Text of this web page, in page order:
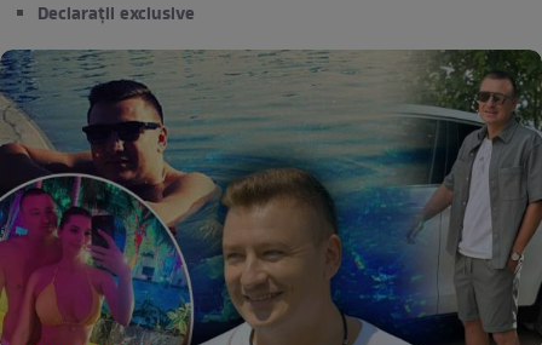
Declarații exclusive